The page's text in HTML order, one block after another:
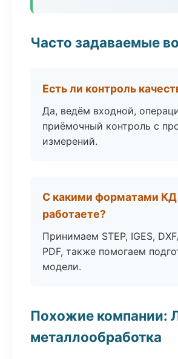
Часто задаваемые
Есть ли контроль
Да, ведём входной,
приёмочный контроль с
измерений.
С какими форматами КД
работаете?
Принимаем STEP, IGES,
PDF, также помогаем
модели.
Похожие компании:
металлообработка